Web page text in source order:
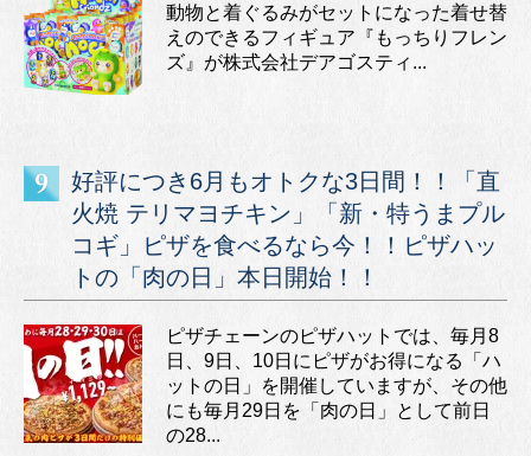
動物と着ぐるみがセットになった着せ替
えのできるフィギュア『もっちりフレン
ズ』が株式会社デアゴスティ...
好評につき6月もオトクな3日間！！「直
火焼 テリマヨチキン」「新・特うまプル
コギ」ピザを食べるなら今！！ピザハッ
トの「肉の日」本日開始！！
ピザチェーンのピザハットでは、毎月8
日、9日、10日にピザがお得になる「ハ
ットの日」を開催していますが、その他
にも毎月29日を「肉の日」として前日
の28...